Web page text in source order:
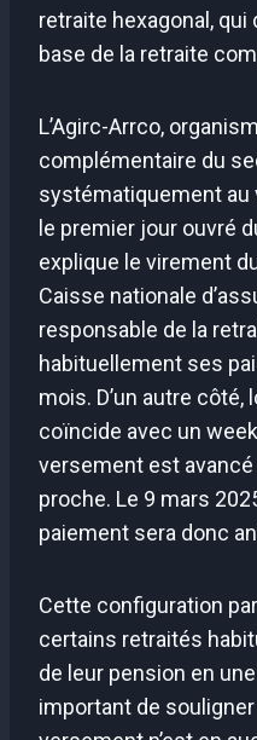
retraite hexagonal,
base de la retraite
L’Agirc-Arrco,
complémentaire du
systématiquement
le premier jour ouvré
explique le virement
Caisse nationale
responsable de la
habituellement ses
mois. D’un autre
coïncide avec un
versement est
proche. Le 9 mars
paiement sera donc
Cette configuration
certains retraités
de leur pension en
important de